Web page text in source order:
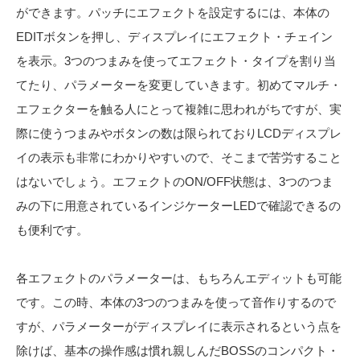
ができます。パッチにエフェクトを設定するには、本体の
EDITボタンを押し、ディスプレイにエフェクト・チェイン
を表示。3つのつまみを使ってエフェクト・タイプを割り当
てたり、パラメーターを変更していきます。初めてマルチ・
エフェクターを触る人にとって複雑に思われがちですが、実
際に使うつまみやボタンの数は限られておりLCDディスプレ
イの表示も非常にわかりやすいので、そこまで苦労すること
はないでしょう。エフェクトのON/OFF状態は、3つのつま
みの下に用意されているインジケーターLEDで確認できるの
も便利です。
各エフェクトのパラメーターは、もちろんエディットも可能
です。この時、本体の3つのつまみを使って音作りするので
すが、パラメーターがディスプレイに表示されるという点を
除けば、基本の操作感は慣れ親しんだBOSSのコンパクト・